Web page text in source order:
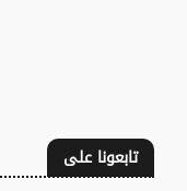
تابعونا على